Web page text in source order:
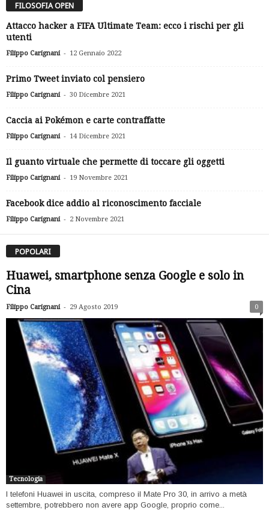
FILOSOFIA OPEN
Attacco hacker a FIFA Ultimate Team: ecco i rischi per gli
utenti
Filippo Carignani - 12 Gennaio 2022
Primo Tweet inviato col pensiero
Filippo Carignani - 30 Dicembre 2021
Caccia ai Pokémon e carte contraffatte
Filippo Carignani - 14 Dicembre 2021
Il guanto virtuale che permette di toccare gli oggetti
Filippo Carignani - 19 Novembre 2021
Facebook dice addio al riconoscimento facciale
Filippo Carignani - 2 Novembre 2021
POPOLARI
Huawei, smartphone senza Google e solo in
Cina
Filippo Carignani - 29 Agosto 2019 0
Tecnologia
I telefoni Huawei in uscita, compreso il Mate Pro 30, in arrivo a metà
settembre, potrebbero non avere app Google, proprio come...